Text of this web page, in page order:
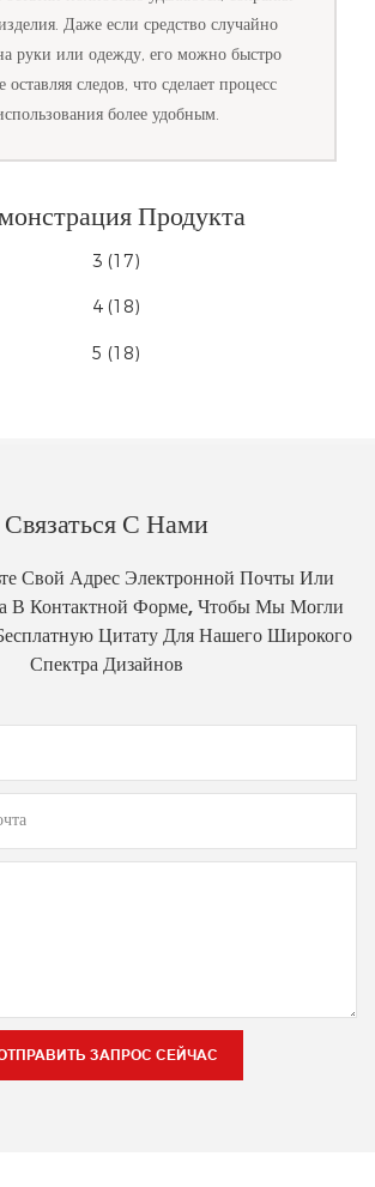
Даже если средство случайно
руки или одежду, его можно быстро
оставляя следов, что сделает процесс
более удобным.
Продукта
Связаться С Нами
Свой Адрес Электронной Почты Или
В Контактной Форме, Чтобы Мы Могли
Цитату Для Нашего Широкого
Спектра Дизайнов
ЗАПРОС СЕЙЧАС